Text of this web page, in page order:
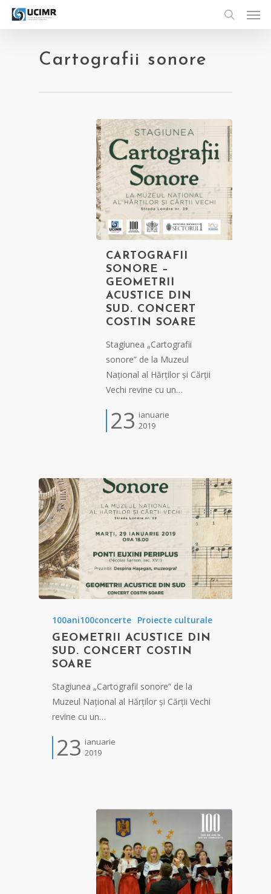
Skip
search
Cartografii sonore
CARTOGRAFII
SONORE –
GEOMETRII
ACUSTICE DIN
SUD. CONCERT
COSTIN SOARE
Stagiunea „Cartografii
sonore” de la Muzeul
Național al Hărților și Cărții
Vechi revine cu un…
23 ianuarie
2019
100ani100concerte Proiecte culturale
GEOMETRII ACUSTICE DIN
SUD. CONCERT COSTIN
SOARE
Stagiunea „Cartografii sonore” de la
Muzeul Național al Hărților și Cărții Vechi
revine cu un…
23 ianuarie
2019